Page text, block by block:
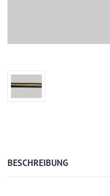
BESCHREIBUNG